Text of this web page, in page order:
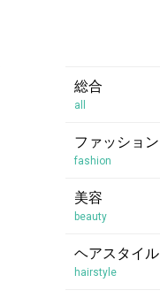
総合
all
ファッション
fashion
美容
beauty
ヘアスタイル
hairstyle